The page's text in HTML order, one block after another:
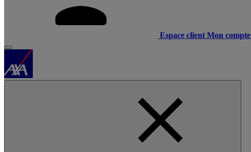
Espace client Mon compte